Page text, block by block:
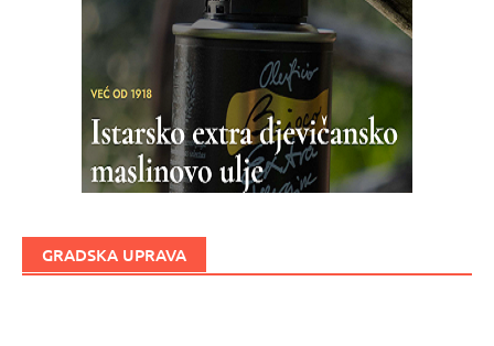
GRADSKA UPRAVA